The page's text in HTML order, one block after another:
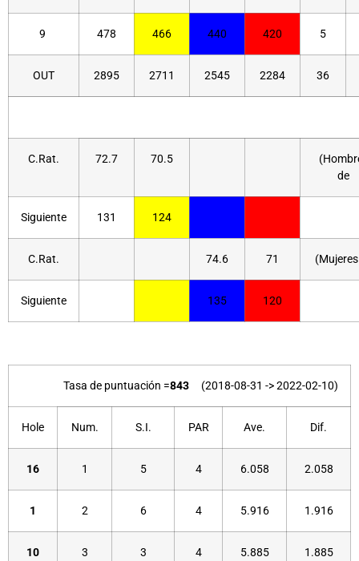
9 478 466 440 420 5
OUT 2895 2711 2545 2284 36
C.Rat. 72.7 70.5
de
Siguiente 131 124
C.Rat. 74.6 71
Siguiente 135 120
Tasa de puntuación =843 (2018-08-31 -> 2022-02-10)
Hole Num. S.I. PAR Ave. Dif.
16 1 5 4 6.058 2.058
1 2 6 4 5.916 1.916
10 3 3 4 5.885 1.885